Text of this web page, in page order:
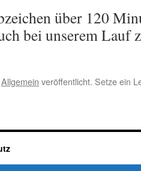
über 120
bei unserem Lauf
Allgemein veröffentlicht. Setze ein